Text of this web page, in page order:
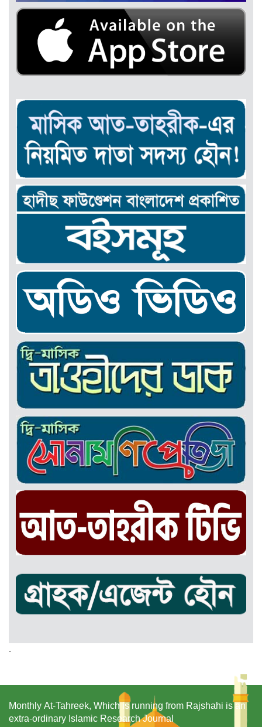
.
Monthly At-Tahreek, Which is running from Rajshahi is an
extra-ordinary Islamic Research Journal